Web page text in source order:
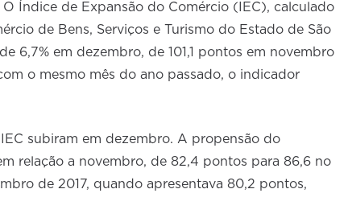
O Índice de Expansão do Comércio (IEC), calculado
de Bens, Serviços e Turismo do Estado de São
6,7% em dezembro, de 101,1 pontos em novembro
o mesmo mês do ano passado, o indicador
subiram em dezembro. A propensão do
relação a novembro, de 82,4 pontos para 86,6 no
de 2017, quando apresentava 80,2 pontos,